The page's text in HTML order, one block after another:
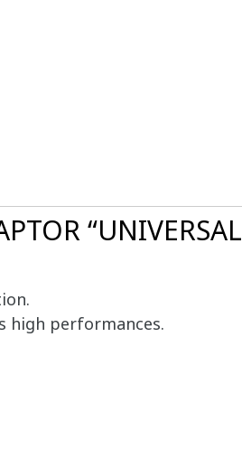
“UNIVERSAL
high performances.